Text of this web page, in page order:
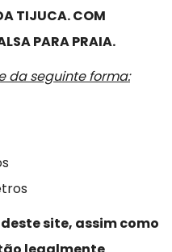
TIJUCA. COM
PARA PRAIA.
da seguinte forma:
site, assim como